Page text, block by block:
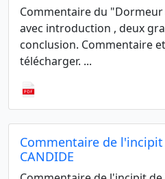
Commentaire du
avec introduction , deux
conclusion. Commentaire
télécharger. ...
Commentaire de
CANDIDE